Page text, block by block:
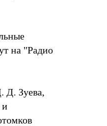
на "Радио
Д. Зуева,
и